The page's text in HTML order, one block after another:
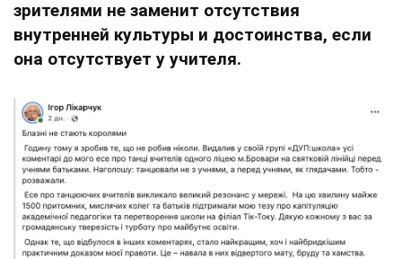
зрителями не заменит отсутствия
внутренней культуры и достоинства, если
она отсутствует у учителя.